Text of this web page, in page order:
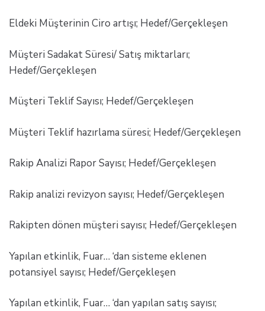
Eldeki Müşterinin Ciro artışı; Hedef/Gerçekleşen
Müşteri Sadakat Süresi/ Satış miktarları;
Hedef/Gerçekleşen
Müşteri Teklif Sayısı; Hedef/Gerçekleşen
Müşteri Teklif hazırlama süresi; Hedef/Gerçekleşen
Rakip Analizi Rapor Sayısı; Hedef/Gerçekleşen
Rakip analizi revizyon sayısı; Hedef/Gerçekleşen
Rakipten dönen müşteri sayısı; Hedef/Gerçekleşen
Yapılan etkinlik, Fuar… ‘dan sisteme eklenen
potansiyel sayısı; Hedef/Gerçekleşen
Yapılan etkinlik, Fuar… ‘dan yapılan satış sayısı;